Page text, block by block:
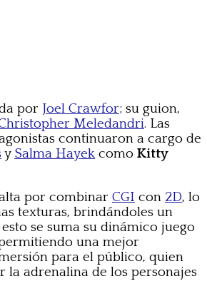
por Joel Crawfor; su guion,
Meledandri. Las
continuaron a cargo de
y Salma Hayek como Kitty
por combinar CGI con 2D, lo
texturas, brindándoles un
se suma su dinámico juego
una mejor
para el público, quien
la adrenalina de los personajes